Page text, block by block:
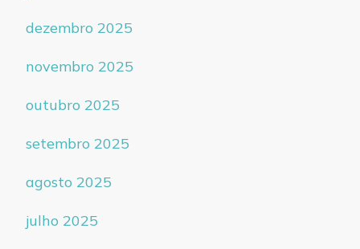
dezembro 2025
novembro 2025
outubro 2025
setembro 2025
agosto 2025
julho 2025